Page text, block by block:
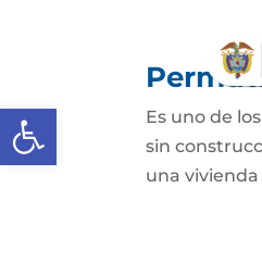
Abrir barra de herramientas
Es uno de
sin
una vivienda